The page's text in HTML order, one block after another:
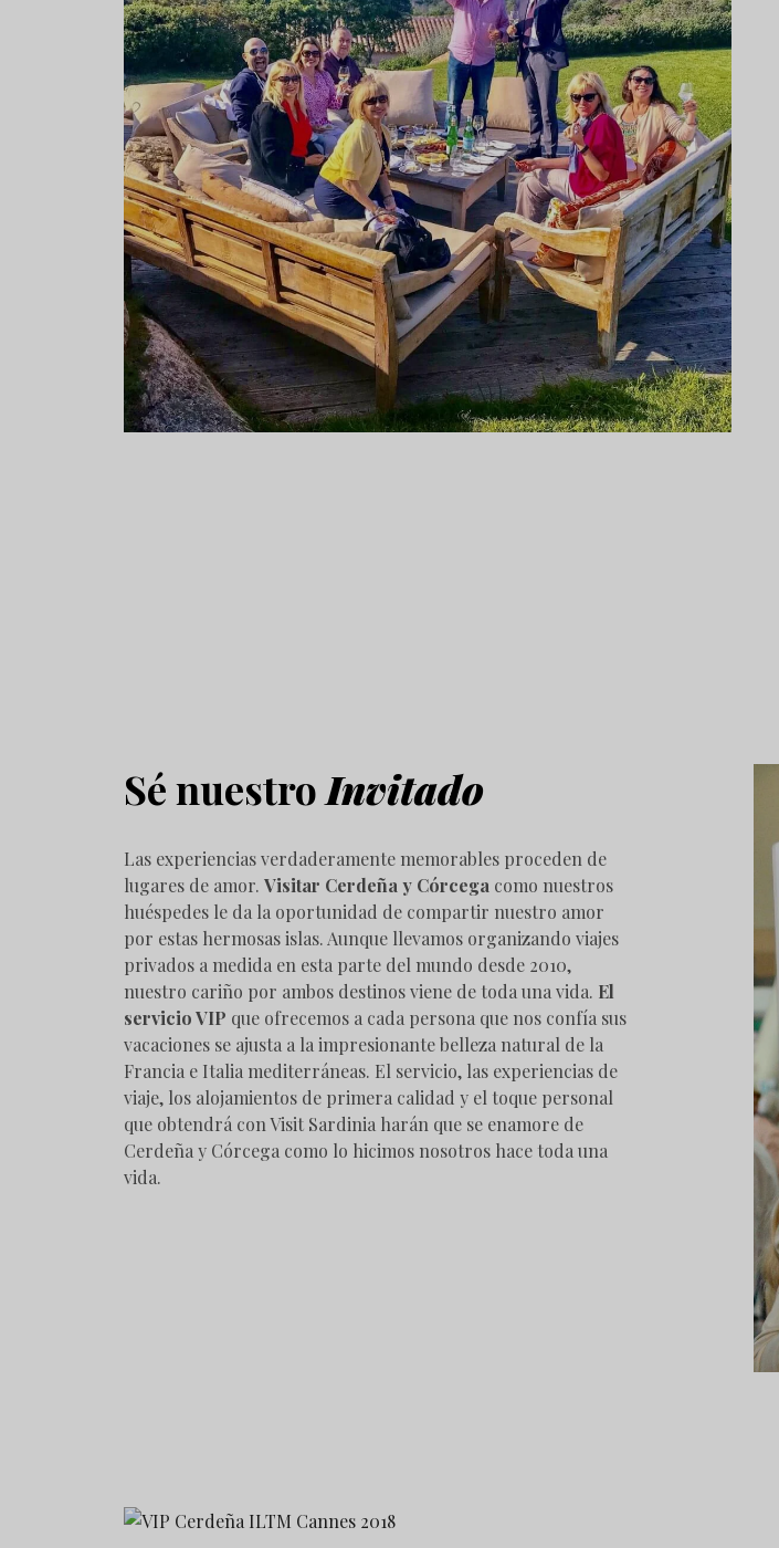
Sé nuestro Invitado
Las experiencias verdaderamente memorables proceden de
lugares de amor. Visitar Cerdeña y Córcega como nuestros
huéspedes le da la oportunidad de compartir nuestro amor
por estas hermosas islas. Aunque llevamos organizando viajes
privados a medida en esta parte del mundo desde 2010,
nuestro cariño por ambos destinos viene de toda una vida. El
servicio VIP que ofrecemos a cada persona que nos confía sus
vacaciones se ajusta a la impresionante belleza natural de la
Francia e Italia mediterráneas. El servicio, las experiencias de
viaje, los alojamientos de primera calidad y el toque personal
que obtendrá con Visit Sardinia harán que se enamore de
Cerdeña y Córcega como lo hicimos nosotros hace toda una
vida.